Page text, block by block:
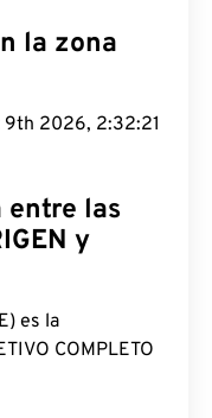
la zona
9th 2026, 2:32:22
entre las
y
es la
COMPLETO